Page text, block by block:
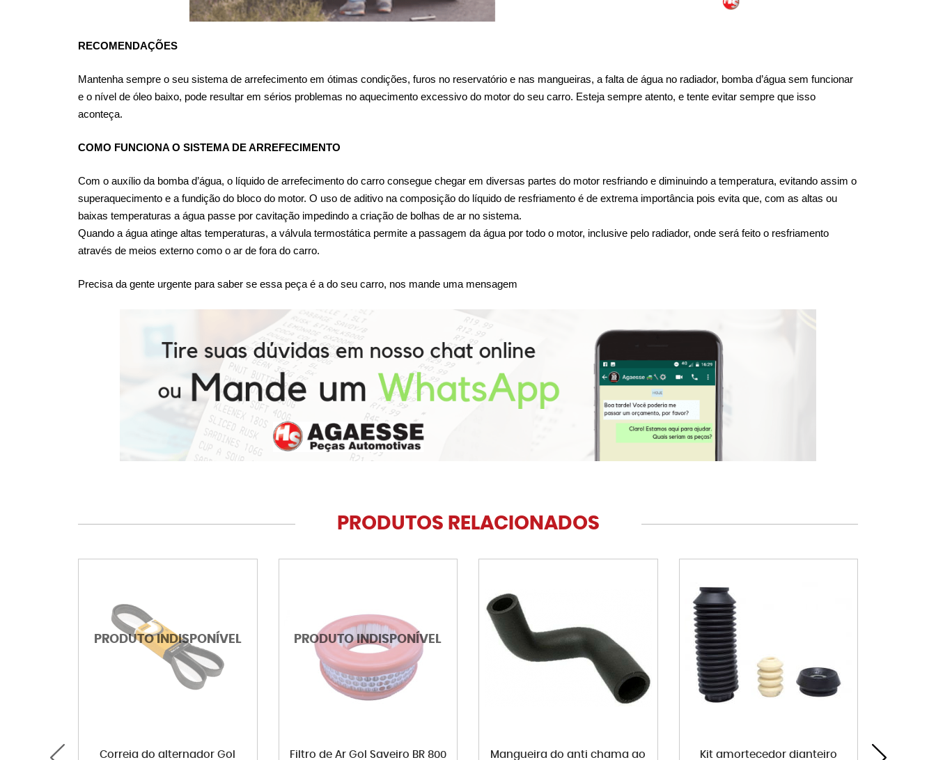
RECOMENDAÇÕES
Mantenha sempre o seu sistema de arrefecimento em ótimas condições, furos no reservatório e nas mangueiras, a falta de água no radiador, bomba d’água sem funcionar
e o nível de óleo baixo, pode resultar em sérios problemas no aquecimento excessivo do motor do seu carro. Esteja sempre atento, e tente evitar sempre que isso
aconteça.
COMO FUNCIONA O SISTEMA DE ARREFECIMENTO
Com o auxílio da bomba d’água, o líquido de arrefecimento do carro consegue chegar em diversas partes do motor resfriando e diminuindo a temperatura, evitando assim o
superaquecimento e a fundição do bloco do motor. O uso de aditivo na composição do líquido de resfriamento é de extrema importância pois evita que, com as altas ou
baixas temperaturas a água passe por cavitação impedindo a criação de bolhas de ar no sistema.
Quando a água atinge altas temperaturas, a válvula termostática permite a passagem da água por todo o motor, inclusive pelo radiador, onde será feito o resfriamento
através de meios externo como o ar de fora do carro.
Precisa da gente urgente para saber se essa peça é a do seu carro, nos mande uma mensagem
PRODUTOS RELACIONADOS
Correia do alternador Gol Filtro de Ar Gol Saveiro BR 800 Mangueira do anti chama ao Kit amortecedor dianteiro